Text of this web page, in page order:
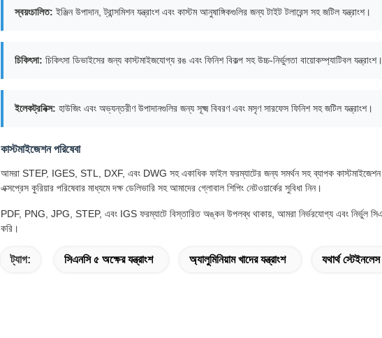
স্বয়ংচালিত: ইঞ্জিন উপাদান, ট্রান্সমিশন যন্ত্রাংশ এবং কাস্টম আনুষাঙ্গিকগুলির জন্য টাইট টলারেন্স সহ জটিল যন্ত্রাংশ।
চিকিৎসা: চিকিৎসা ডিভাইসের জন্য কাস্টমাইজযোগ্য রঙ এবং ফিনিশ বিকল্প সহ উচ্চ-নির্ভুলতা বায়োকম্প্যাটিবল যন্ত্রাংশ।
ইলেকট্রনিক্স: হাউজিং এবং অভ্যন্তরীণ উপাদানগুলির জন্য সূক্ষ্ম বিবরণ এবং মসৃণ সারফেস ফিনিশ সহ জটিল যন্ত্রাংশ।
কাস্টমাইজেশন পরিষেবা
আমরা STEP, IGES, STL, DXF, এবং DWG সহ একাধিক ফাইল ফরম্যাটের জন্য সমর্থন সহ ব্যাপক কাস্টমাইজেশন
এক্সপ্রেস কুরিয়ার পরিষেবার মাধ্যমে দক্ষ ডেলিভারি সহ আমাদের গ্লোবাল শিপিং নেটওয়ার্কের সুবিধা নিন।
PDF, PNG, JPG, STEP, এবং IGS ফরম্যাটে বিস্তারিত অঙ্কন উপলব্ধ থাকায়, আমরা নির্ভরযোগ্য এবং নির্ভুল
করি।
ট্যাগ: সিএনসি ৫ অক্ষের যন্ত্রাংশ অ্যালুমিনিয়াম খাদের যন্ত্রাংশ যথার্থ স্টেইনলেস